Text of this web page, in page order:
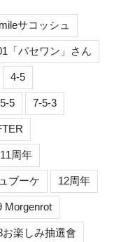
サコッシュ
「パセワン」さん
4-5
5-5 7-5-3
11周年
ブーケ 12周年
Morgenrot
お楽しみ抽選會